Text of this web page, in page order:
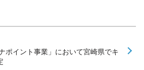
ポイント事業」において宮崎県でキ